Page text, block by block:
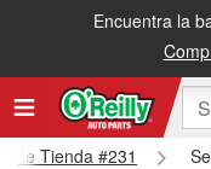
Encuentra la
Tienda #231